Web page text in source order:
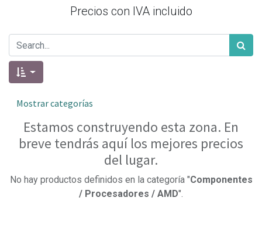
Precios con IVA incluido
Mostrar categorías
Estamos construyendo esta zona. En
breve tendrás aquí los mejores precios
del lugar.
No hay productos definidos en la categoría "Componentes
/ Procesadores / AMD".